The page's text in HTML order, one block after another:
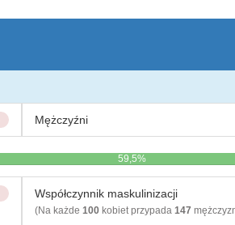
Mężczyźni
59,5%
Współczynnik maskulinizacji
(Na każde 100kobiet przypada 147